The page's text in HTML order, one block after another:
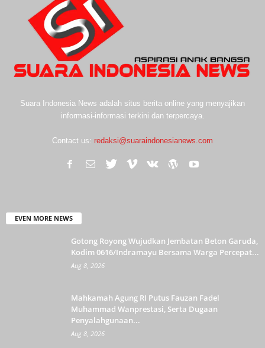
Suara Indonesia News adalah situs berita online yang menyajikan
informasi-informasi terkini dan terpercaya.
Contact us: redaksi@suaraindonesianews.com
EVEN MORE NEWS
Gotong Royong Wujudkan Jembatan Beton Garuda,
Kodim 0616/Indramayu Bersama Warga Percepat...
Aug 8, 2026
Mahkamah Agung RI Putus Fauzan Fadel
Muhammad Wanprestasi, Serta Dugaan
Penyalahgunaan...
Aug 8, 2026